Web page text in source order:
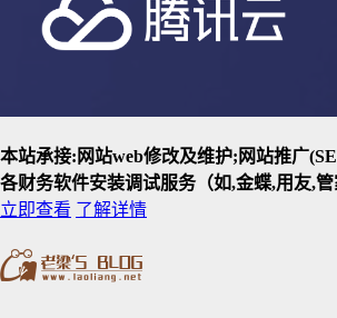
本站承接:网站web修改及维护;网站推广
各财务软件安装调试服务（如,金蝶,用友,
立即查看 了解详情